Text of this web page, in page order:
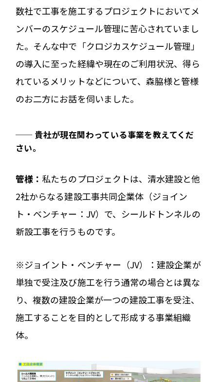
数社で工事を施工するプロジェクトにおいてメ
ンバーのスケジュール管理に苦心されていまし
た。そんな中で「クロジカスケジュール管理」
の導入に至った経緯や現在のご利用状況、得ら
れているメリットなどについて、森脇様と管様
のお二方にお話を伺いました。
── 貴社が現在関わっている事業を教えてくだ
さい。
管様： 私たちのプロジェクトは、清水建設と他
2社からなる建設工事共同企業体（ジョイン
ト・ベンチャー：JV）で、シールドトンネルの
新設工事を行うものです。
※ジョイント・ベンチャー（JV）：建設企業が
単独で受注及び施工を行う通常の場合とは異な
り、複数の建設企業が一つの建設工事を受注、
施工することを目的として形成する事業組織
体。